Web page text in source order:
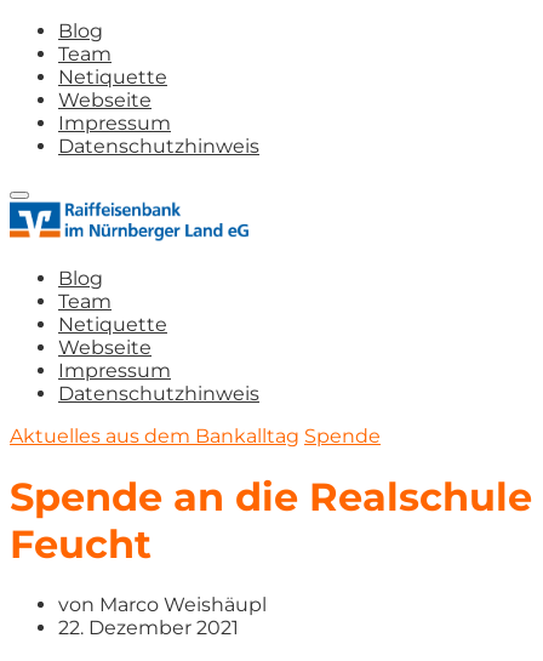
Blog
Team
Netiquette
Webseite
Impressum
Datenschutzhinweis
Blog
Team
Netiquette
Webseite
Impressum
Datenschutzhinweis
Aktuelles aus dem Bankalltag Spende
Spende an die Realschule
Feucht
von Marco Weishäupl
22. Dezember 2021